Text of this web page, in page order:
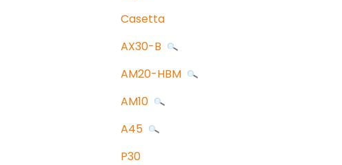
Casetta
AX30-B
AM20-HBM
AM10
A45
P30